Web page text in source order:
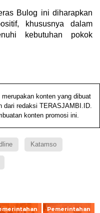
Bulog ini diharapkan
khususnya dalam
kebutuhan pokok
konten yang dibuat
dari redaksi TERASJAMBI.ID.
konten promosi ini.
Katamso
Pemerintahan